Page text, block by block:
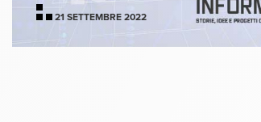
21 SETTEMBRE 2022